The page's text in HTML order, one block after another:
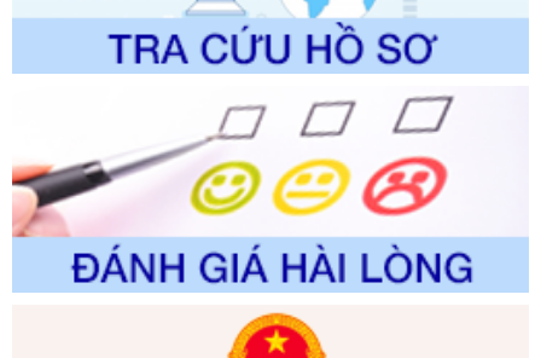
thao và Du lịch
Ngày ban hành: 01/06/2026
Tên: Về việc công bố Danh mục thủ tục hành chính sửa
đổi, bổ sung và phê duyệt Quy trình nội bộ, quy trình điện tử
trong giải quyết thủtục hành chính lĩnh vực biến đổi khí hậu
thuộc phạm vi giải quyết của Sở Nông nghiệp và Môi
trường
Ngày ban hành: 01/06/2026
Số kí hiệu:2300/QĐ-UBND
đổi, bổ sung và phê duyệt quy trình nội bộ, quy trình điện tử
giải quyết thủ tục hành chính trong lĩnh vực Luật sư thuộc